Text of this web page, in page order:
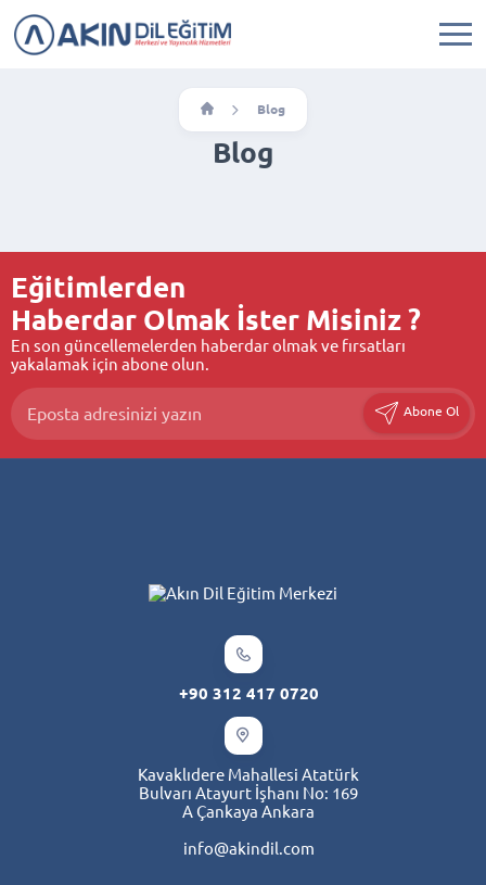
Blog
Blog
Eğitimlerden
Haberdar Olmak İster Misiniz ?
En son güncellemelerden haberdar olmak ve fırsatları
yakalamak için abone olun.
Abone Ol
+90 312 417 0720
Kavaklıdere Mahallesi Atatürk
Bulvarı Atayurt İşhanı No: 169
A Çankaya Ankara
info@akindil.com